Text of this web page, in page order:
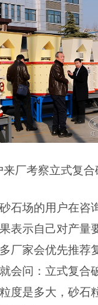
来厂考察立式复合
石场的用户在咨
表示自己对产量
厂家会优先推荐
会问：立式复合
度是多大，砂石